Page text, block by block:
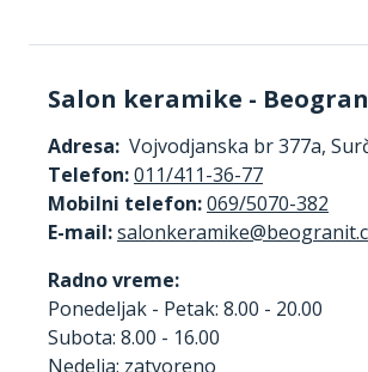
Salon keramike -
Adresa: Vojvodjanska br 377a,
Telefon:011/411-36-77
Mobilni telefon:069/5070-382
E-mail:
Radno vreme:
Ponedeljak - Petak: 8.00 - 20.00
Subota: 8.00 - 16.00
Nedelja: zatvoreno